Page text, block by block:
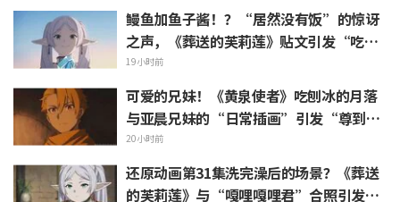
鳗鱼加鱼子酱！？“居然没有饭”的惊讶
之声，《葬送的芙莉莲》贴文引发“吃白
烧才是懂行”的热烈反响
19小时前
可爱的兄妹！《黄泉使者》吃刨冰的月落
与亚晨兄妹的“日常插画”引发“尊到升
天”“完全就是情侣嘛”等热烈反响
20小时前
还原动画第31集洗完澡后的场景？《葬送
的芙莉莲》与“嘎哩嘎哩君”合照引发